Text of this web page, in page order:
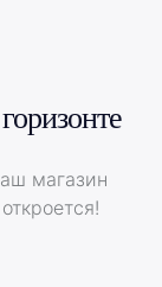
магазин